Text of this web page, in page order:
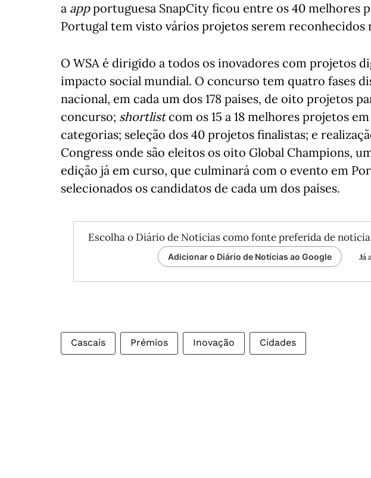
a appportuguesa SnapCity ficou entre os 40 melhores
Portugal tem visto vários projetos serem reconhecidos
O WSA é dirigido a todos os inovadores com projetos
impacto social mundial. O concurso tem quatro fases
nacional, em cada um dos 178 países, de oito projetos
concurso; shortlistcom os 15 a 18 melhores projetos
categorias; seleção dos 40 projetos finalistas; e
Congress onde são eleitos os oito Global Champions,
edição já em curso, que culminará com o evento em
selecionados os candidatos de cada um dos países.
Escolha o Diário de Notícias como fonte preferida de
Adicionar o Diário de Notícias ao Google Já
Cascais Prémios Inovação Cidades